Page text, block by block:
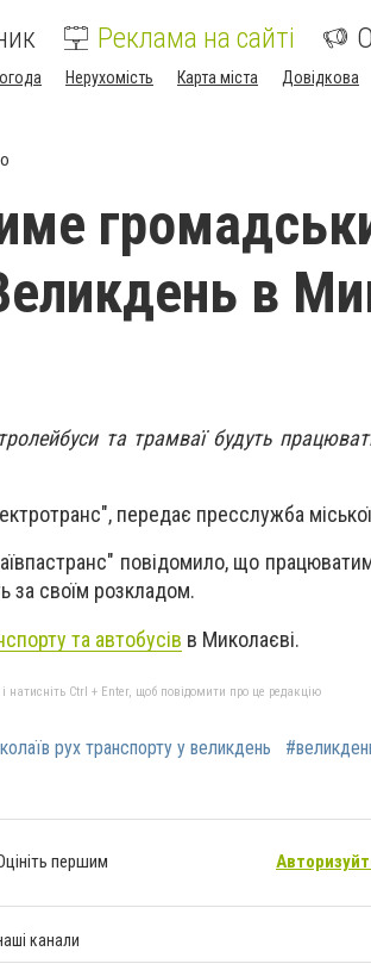
Реклама на сайті
Нерухомість Карта міста Довідкова
в
та трамваї будуть
передає пресслужба
повідомило, що
за своїм розкладом.
та автобусів в Миколаєві.
натисніть Ctrl + Enter, щоб повідомити про це редакцію
рух транспорту у великдень
першим
канали